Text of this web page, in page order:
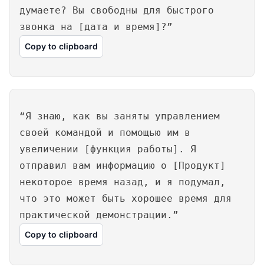
думаете? Вы свободны для быстрого
звонка на [дата и время]?”
Copy to clipboard
“Я знаю, как вы заняты управлением
своей командой и помощью им в
увеличении [функция работы]. Я
отправил вам информацию о [Продукт]
некоторое время назад, и я подумал,
что это может быть хорошее время для
практической демонстрации.”
Copy to clipboard